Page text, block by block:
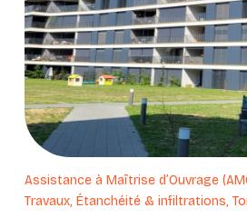
Assistance à Maîtrise d’Ouvrage
Travaux, Étanchéité & infiltrations,